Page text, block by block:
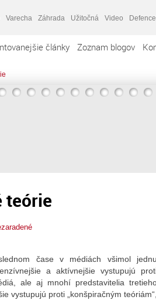
Varecha Záhrada Užitočná Video
články Zoznam blogov
teórie
čase v médiách všimol jednu
a aktívnejšie vystupujú
ale aj mnohí predstavitelia
vystupujú proti „konšpiračným teóriám“,